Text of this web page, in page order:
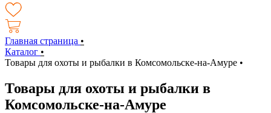
Главная страница •
Каталог •
Товары для охоты и рыбалки в Комсомольске-на-Амуре •
Товары для охоты и рыбалки в
Комсомольске-на-Амуре